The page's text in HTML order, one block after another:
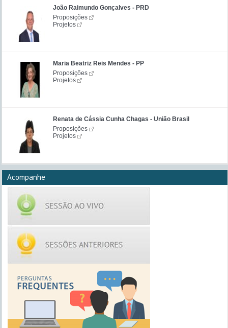
João Raimundo Gonçalves - PRD
Proposições
Projetos
Maria Beatriz Reis Mendes - PP
Proposições
Projetos
Renata de Cássia Cunha Chagas - União Brasil
Proposições
Projetos
Acompanhe